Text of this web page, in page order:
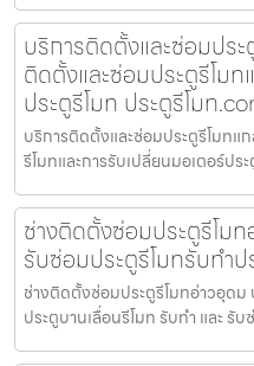
บริการติดตั้งและซ่อมประ
ติดตั้งและซ่อมประตูรีโมท
ประตูรีโมท ประตูรีโมท
บริการติดตั้งและซ่อมประตูรีโมทแ
รีโมทและการรับเปลี่ยนมอเตอร์ปร
ช่างติดตั้งซ่อมประตูรีโม
รับซ่อมประตูรีโมทรับทำ
ช่างติดตั้งซ่อมประตูรีโมทอ่าวอุด
ประตูบานเลื่อนรีโมท รับทำ และ รั